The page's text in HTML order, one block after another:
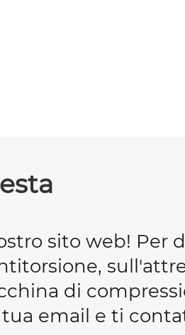
sito web! Per
di
tua email e ti